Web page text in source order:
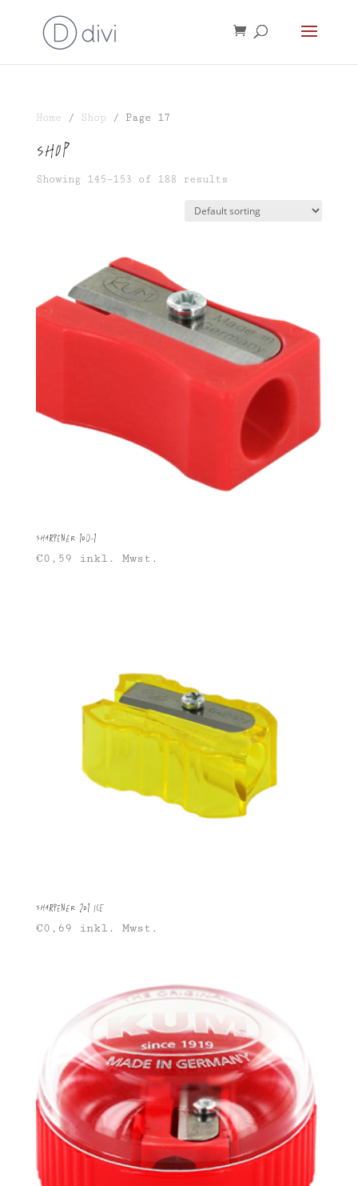
Home / Shop / Page 17
Shop
Showing 145–153 of 188 results
Sharpener 100-1
€0,59 inkl. Mwst.
Sharpener 201 Ice
€0,69 inkl. Mwst.